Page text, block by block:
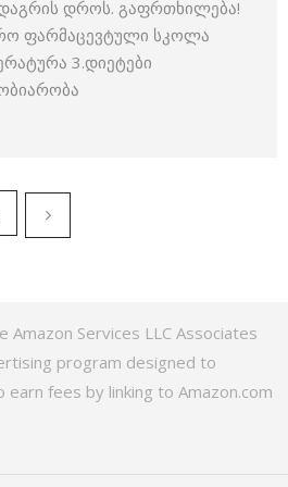
დროს. გაფრთხილება!
ფარმაცევტული სკოლა
3.დიეტები
Amazon Services LLC Associates
program designed to
fees by linking to Amazon.com